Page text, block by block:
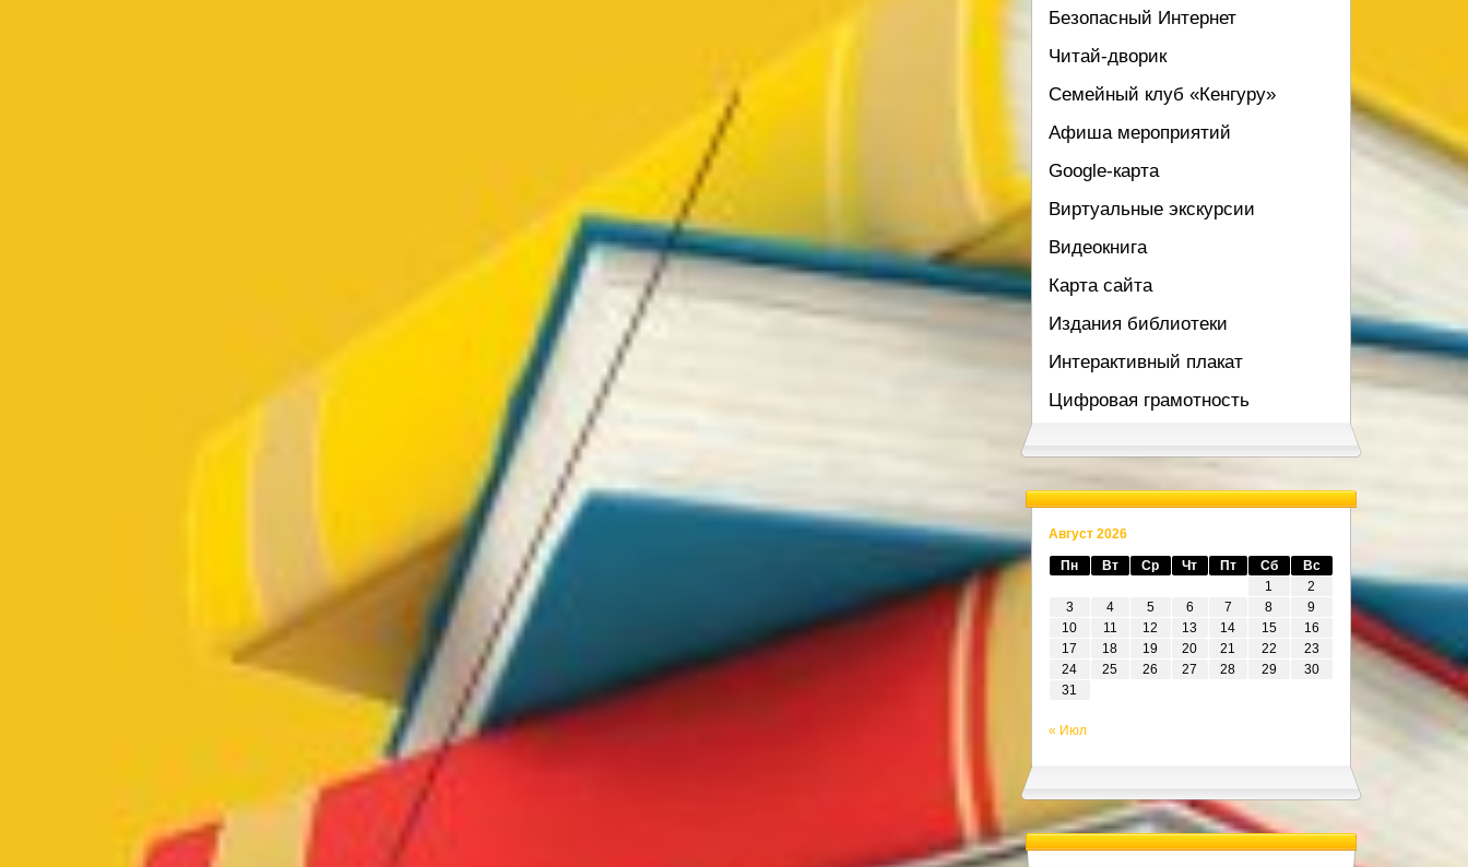
Безопасный Интернет
Читай-дворик
Семейный клуб «Кенгуру»
Афиша мероприятий
Google-карта
Виртуальные экскурсии
Видеокнига
Карта сайта
Издания библиотеки
Интерактивный плакат
Цифровая грамотность
Август 2026
Пн Вт Ср Чт Пт Сб
Вс
1
2
3
4 5 6 7 8
9
10
11 12 13 14 15
16
17
18 19 20 21 22
23
24
25 26 27 28 29
30
31
« Июл